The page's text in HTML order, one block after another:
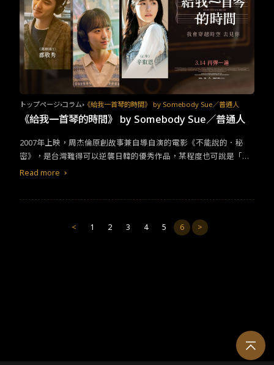
做前後挪動，讓角色的行為動機更加合理化。像是：原作中最經典
的鬥琴大賽，韓版則是讓女主角先在琴房找尋亞瑟賓得的琴譜，因
而成了男主角參賽的動機，而鬥琴大賽的贏家便能夠獲得這份琴
譜，他想藉此當作定情物送給女主角。有意思的是，原版鬥琴大賽
中找來了很有周杰倫風格的主持人進行串場，而韓版中則安排讓兩
人進行最純粹的鋼琴決鬥，同時也讓男主角更有重回鋼琴前的動
力。 劇本將原作中主角是高中生的設定改成了大學生，這是相當符
合當代的
改編。因此選角上更傾向捕捉大學生的氣質。飾演男主角
金宥俊的都敬秀，他已在《搖擺男孩》成功抓住我的眼球，這次則
扮演因傷歸國的音樂系大學生，因此與元真兒飾演的柳貞雅在琴房
相遇。兩人的感情線鋪排上，原作強調校園生活中的曖昧氛圍，而
韓版則強調那「一見鐘情」的戀愛感，也更能夠呼應「回到過去」
儀式中的關鍵要素，也就是第一眼見到的人才能夠看到她。特別讚
版則由裴晟佑特別客串演出主角的教授父親勝浩，這個角色則是幽
默開明許多帶來了不少的笑料，還要兒子撒個嬌來看看，而侑俊的
トップページ コラム 《給我一首琴的時間》 by Somebody Sue／普通人
《給我一首琴的時間》 by Somebody Sue／普通人
2007年上映，周杰倫原創故事兼自導自演的電影《不能說的．秘
密》，是台灣難得可以逆襲日韓的優秀作品，某程度也可說是「台
灣感性」（대만감성）的始祖之一。多虧我們杰倫哥，至今仍能在
密》年初在台灣上映，而韓版則即將在白色情人節接力登場，台灣
片名改成向原作者致敬之餘，亦巧妙地吻合劇情的《給我一首琴的
Read more
< 1 2 3 4 5 6 >